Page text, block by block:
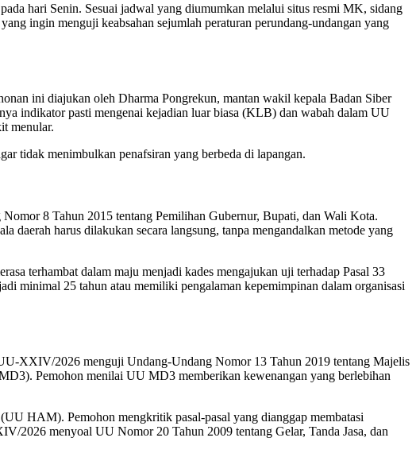
hari Senin. Sesuai jadwal yang diumumkan melalui situs resmi MK, sidang
ingin menguji keabsahan sejumlah peraturan perundang-undangan yang
ini diajukan oleh Dharma Pongrekun, mantan wakil kepala Badan Siber
indikator pasti mengenai kejadian luar biasa (KLB) dan wabah dalam UU
menular.
tidak menimbulkan penafsiran yang berbeda di lapangan.
8 Tahun 2015 tentang Pemilihan Gubernur, Bupati, dan Wali Kota.
daerah harus dilakukan secara langsung, tanpa mengandalkan metode yang
terhambat dalam maju menjadi kades mengajukan uji terhadap Pasal 33
minimal 25 tahun atau memiliki pengalaman kepemimpinan dalam organisasi
XXIV/2026 menguji Undang-Undang Nomor 13 Tahun 2019 tentang Majelis
Pemohon menilai UU MD3 memberikan kewenangan yang berlebihan
HAM). Pemohon mengkritik pasal-pasal yang dianggap membatasi
2026 menyoal UU Nomor 20 Tahun 2009 tentang Gelar, Tanda Jasa, dan